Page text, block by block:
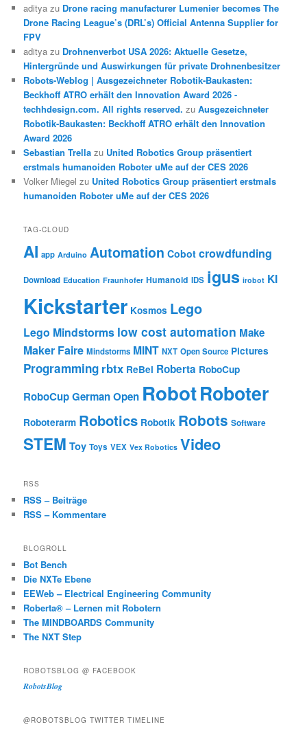
aditya zu Drone racing manufacturer Lumenier becomes The
Drone Racing League’s (DRL’s) Official Antenna Supplier for
FPV
aditya zu Drohnenverbot USA 2026: Aktuelle Gesetze,
Hintergründe und Auswirkungen für private Drohnenbesitzer
Robots-Weblog | Ausgezeichneter Robotik-Baukasten:
Beckhoff ATRO erhält den Innovation Award 2026 -
techhdesign.com. All rights reserved. zuAusgezeichneter
Robotik-Baukasten: Beckhoff ATRO erhält den Innovation
Award 2026
Sebastian Trella zu United Robotics Group präsentiert
erstmals humanoiden Roboter uMe auf der CES 2026
Volker Miegel zu United Robotics Group präsentiert erstmals
humanoiden Roboter uMe auf der CES 2026
TAG-CLOUD
AI app Arduino Automation Cobot crowdfunding
Download Education Fraunhofer Humanoid IDS igus irobot KI
Kickstarter Kosmos Lego
Lego Mindstorms low cost automation Make
Maker Faire Mindstorms MINT NXT Open Source Pictures
Programming rbtx ReBel Roberta RoboCup
RoboCup German Open RobotRoboter
Roboterarm Robotics Robotik Robots Software
STEM Toy Toys VEX Vex Robotics Video
RSS
RSS – Beiträge
RSS – Kommentare
BLOGROLL
Bot Bench
Die NXTe Ebene
EEWeb – Electrical Engineering Community
Roberta® – Lernen mit Robotern
The MINDBOARDS Community
The NXT Step
ROBOTSBLOG @ FACEBOOK
RobotsBlog
@ROBOTSBLOG TWITTER TIMELINE